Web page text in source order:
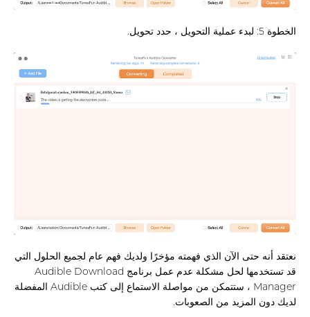
الخطوة 5: لبدء عملية التحويل ، حدد تحويل.
نعتقد أنه حتى الآن الذي فهمته مؤخرًا ولديك فهم عام لجميع الحلول التي
قد تستخدمها لحل مشكلة عدم عمل برنامج Audible Download
Manager ، ستتمكن من مواصلة الاستماع إلى كتب Audible المفضلة
لديك دون المزيد من الصعوبات.